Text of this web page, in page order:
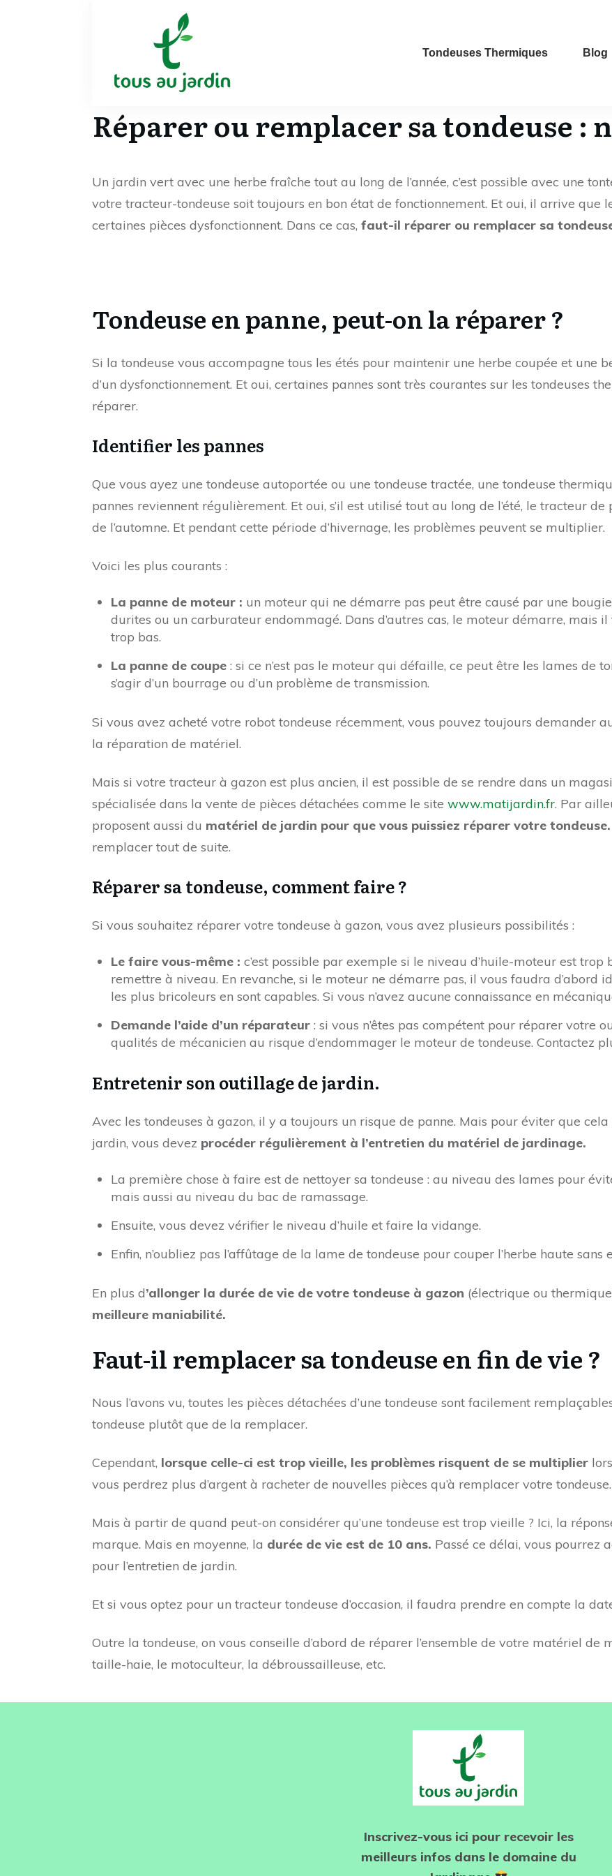
Tondeuses Thermiques Blog
Réparer ou remplacer sa tondeuse :
Un jardin vert avec une herbe fraîche tout au long de l’année, c’est possible avec une
votre tracteur-tondeuse soit toujours en bon état de fonctionnement. Et oui, il arrive que
certaines pièces dysfonctionnent. Dans ce cas, faut-il réparer ou remplacer sa
Tondeuse en panne, peut-on la réparer ?
Si la tondeuse vous accompagne tous les étés pour maintenir une herbe coupée et une
d’un dysfonctionnement. Et oui, certaines pannes sont très courantes sur les tondeuses
réparer.
Identifier les pannes
Que vous ayez une tondeuse autoportée ou une tondeuse tractée, une tondeuse
pannes reviennent régulièrement. Et oui, s’il est utilisé tout au long de l’été, le tracteur
de l’automne. Et pendant cette période d’hivernage, les problèmes peuvent se multiplier.
Voici les plus courants :
La panne de moteur : un moteur qui ne démarre pas peut être causé par une
durites ou un carburateur endommagé. Dans d’autres cas, le moteur démarre, mais il
trop bas.
La panne de coupe : si ce n’est pas le moteur qui défaille, ce peut être les lames de
s’agir d’un bourrage ou d’un problème de transmission.
Si vous avez acheté votre robot tondeuse récemment, vous pouvez toujours demander
la réparation de matériel.
Mais si votre tracteur à gazon est plus ancien, il est possible de se rendre dans un
spécialisée dans la vente de pièces détachées comme le site www.matijardin.fr. Par
proposent aussi du matériel de jardin pour que vous puissiez réparer votre tondeuse.
remplacer tout de suite.
Réparer sa tondeuse, comment faire ?
Si vous souhaitez réparer votre tondeuse à gazon, vous avez plusieurs possibilités :
Le faire vous-même : c’est possible par exemple si le niveau d’huile-moteur est trop
remettre à niveau. En revanche, si le moteur ne démarre pas, il vous faudra d’abord
les plus bricoleurs en sont capables. Si vous n’avez aucune connaissance en
Demande l’aide d’un réparateur : si vous n’êtes pas compétent pour réparer votre
qualités de mécanicien au risque d’endommager le moteur de tondeuse. Contactez
Entretenir son outillage de jardin.
Avec les tondeuses à gazon, il y a toujours un risque de panne. Mais pour éviter que
jardin, vous devez procéder régulièrement à l’entretien du matériel de jardinage.
La première chose à faire est de nettoyer sa tondeuse : au niveau des lames pour
mais aussi au niveau du bac de ramassage.
Ensuite, vous devez vérifier le niveau d’huile et faire la vidange.
Enfin, n’oubliez pas l’affûtage de la lame de tondeuse pour couper l’herbe haute sans
En plus d’allonger la durée de vie de votre tondeuse à gazon (électrique ou
meilleure maniabilité.
Faut-il remplacer sa tondeuse en fin de vie ?
Nous l’avons vu, toutes les pièces détachées d’une tondeuse sont facilement
tondeuse plutôt que de la remplacer.
Cependant, lorsque celle-ci est trop vieille, les problèmes risquent de se multiplier
vous perdrez plus d’argent à racheter de nouvelles pièces qu’à remplacer votre tondeuse.
Mais à partir de quand peut-on considérer qu’une tondeuse est trop vieille ? Ici, la
marque. Mais en moyenne, la durée de vie est de 10 ans. Passé ce délai, vous pourrez
pour l’entretien de jardin.
Et si vous optez pour un tracteur tondeuse d’occasion, il faudra prendre en compte la
Outre la tondeuse, on vous conseille d’abord de réparer l’ensemble de votre matériel de
taille-haie, le motoculteur, la débroussailleuse, etc.
Inscrivez-vous ici pour recevoir les
meilleurs infos dans le domaine du